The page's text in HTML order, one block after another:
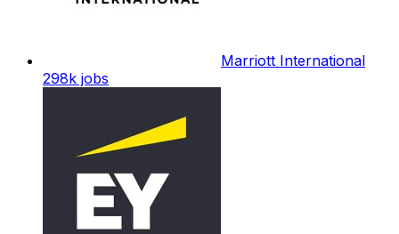
Marriott International
298k jobs